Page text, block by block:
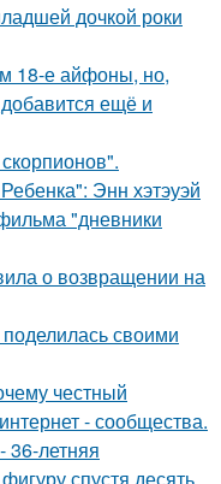
дочкой роки
18-е айфоны, но,
ещё и
Энн хэтэуэй
"дневники
о возвращении на
своими
честный
- сообщества.
36-летняя